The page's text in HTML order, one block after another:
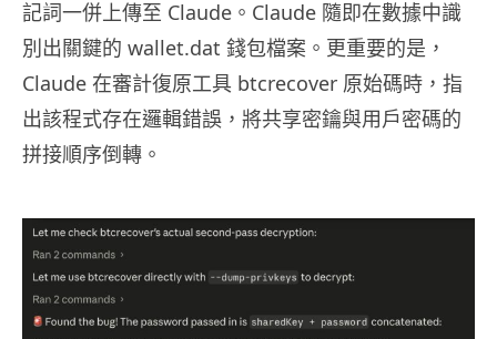
記詞一併上傳至 Claude。Claude 隨即在數據中識
別出關鍵的 wallet.dat 錢包檔案。更重要的是，
Claude 在審計復原工具 btcrecover 原始碼時，指
出該程式存在邏輯錯誤，將共享密鑰與用戶密碼的
拼接順序倒轉。